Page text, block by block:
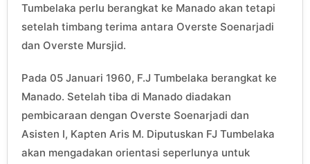
Tumbelaka perlu berangkat ke Manado akan tetapi
setelah timbang terima antara Overste Soenarjadi
dan Overste Mursjid.
Pada 05 Januari 1960, F.J Tumbelaka berangkat ke
Manado. Setelah tiba di Manado diadakan
pembicaraan dengan Overste Soenarjadi dan
Asisten I, Kapten Aris M. Diputuskan FJ Tumbelaka
akan mengadakan orientasi seperlunya untuk